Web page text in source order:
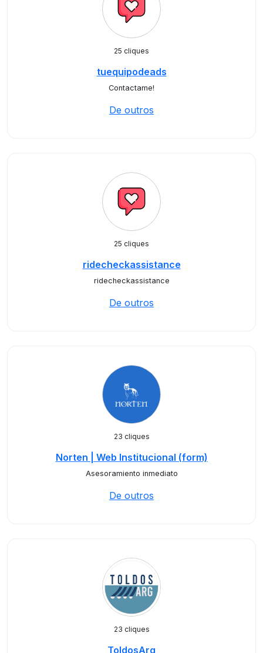
25 cliques
tuequipodeads
Contactame!
De outros
25 cliques
ridecheckassistance
ridecheckassistance
De outros
23 cliques
Norten | Web Institucional (form)
Asesoramiento inmediato
De outros
23 cliques
ToldosArg